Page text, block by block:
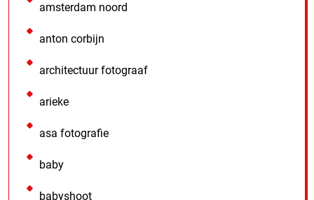
amsterdam noord
anton corbijn
architectuur fotograaf
arieke
asa fotografie
baby
babyshoot